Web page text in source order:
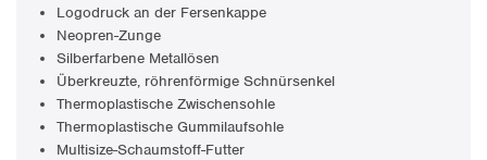
Logodruck an der Fersenkappe
Neopren-Zunge
Silberfarbene Metallösen
Überkreuzte, röhrenförmige Schnürsenkel
Thermoplastische Zwischensohle
Thermoplastische Gummilaufsohle
Multisize-Schaumstoff-Futter